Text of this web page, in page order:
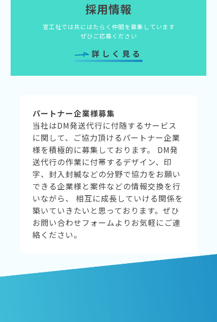
採用情報
宣工社では共にはたらく仲間を募集しています
ぜひご応募ください
詳しく見る
パートナー企業様募集
当社はDM発送代行に付随するサービス
に関して、ご協力頂けるパートナー企業
様を積極的に募集しております。 DM発
送代行の作業に付帯するデザイン、印
字、封入封緘などの分野で協力をお願い
できる企業様と案件などの情報交換を行
いながら、 相互に成長していける関係を
築いていきたいと思っております。ぜひ
お問い合わせフォームよりお気軽にご連
絡ください。